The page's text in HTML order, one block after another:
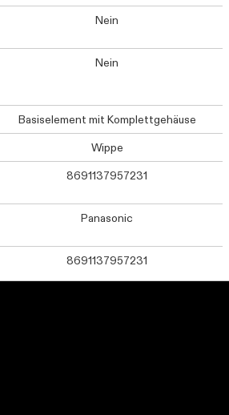
Nein
Nein
Basiselement mit Komplettgehäuse
Wippe
8691137957231
Panasonic
8691137957231